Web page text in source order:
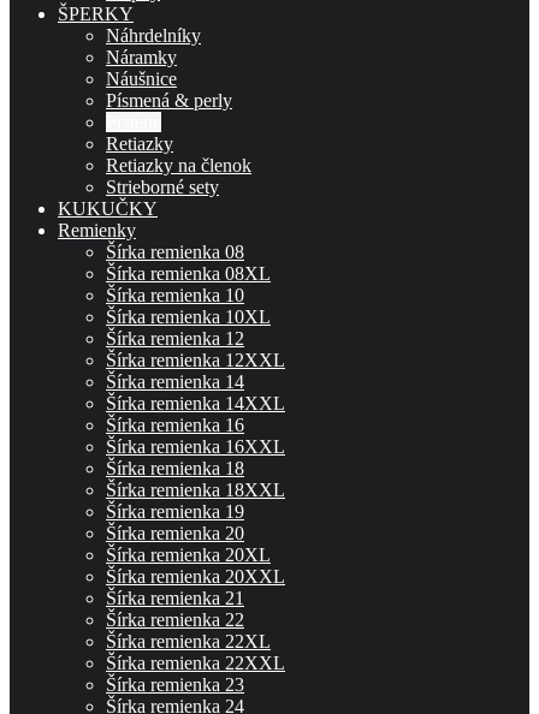
ŠPERKY
Náhrdelníky
Náramky
Náušnice
Písmená & perly
Retiazky
Retiazky na členok
Strieborné sety
KUKUČKY
Remienky
Šírka remienka 08
Šírka remienka 08XL
Šírka remienka 10
Šírka remienka 10XL
Šírka remienka 12
Šírka remienka 12XXL
Šírka remienka 14
Šírka remienka 14XXL
Šírka remienka 16
Šírka remienka 16XXL
Šírka remienka 18
Šírka remienka 18XXL
Šírka remienka 19
Šírka remienka 20
Šírka remienka 20XL
Šírka remienka 20XXL
Šírka remienka 21
Šírka remienka 22
Šírka remienka 22XL
Šírka remienka 22XXL
Šírka remienka 23
Šírka remienka 24